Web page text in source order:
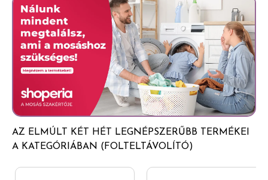
AZ ELMÚLT KÉT HÉT LEGNÉPSZERŰBB TERMÉKEI
A KATEGÓRIÁBAN (FOLTELTÁVOLÍTÓ)